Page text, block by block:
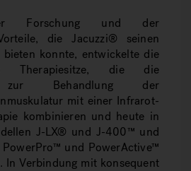
Forschung und der
die Jacuzzi® seinen
konnte, entwickelte die
Therapiesitze, die die
zur Behandlung der
mit einer Infrarot-
kombinieren und heute in
J-LX® und J-400™ und
und PowerActive™
In Verbindung mit konsequent